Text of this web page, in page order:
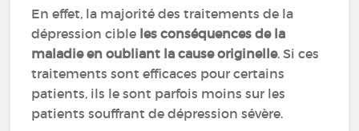
En effet, la majorité des traitements de la
dépression cible les conséquences de la
maladie en oubliant la cause originelle. Si ces
traitements sont efficaces pour certains
patients, ils le sont parfois moins sur les
patients souffrant de dépression sévère.